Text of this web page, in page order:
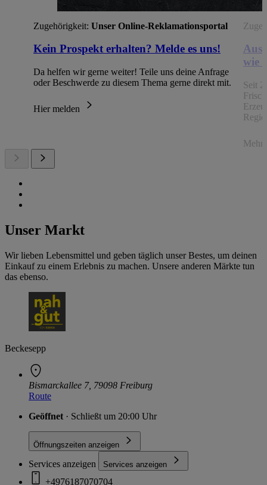
Zugehörigkeit: Unser Online-Reklamationsportal
Kein Prospekt erhalten? Melde es uns!
Da helfen wir gerne weiter! Teile uns deine Anfrage
oder Beschwerde zu diesem Thema gerne direkt mit.
Hier melden
Aus
wie
Seit
Mehr
Unser Markt
Wir lieben Lebensmittel und geben täglich unser Bestes, um deinen
Einkauf zu einem Erlebnis zu machen. Unsere anderen Märkte tun
das ebenso.
Beckesepp
Bismarckallee 7, 79098 Freiburg
Route
Geöffnet · Schließt um 20:00 Uhr
Öffnungszeiten anzeigen
Services anzeigen Services anzeigen
+4976187070704